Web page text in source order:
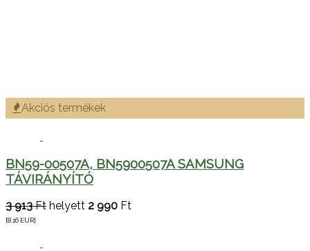
Akciós termékek
BN59-00507A, BN5900507A SAMSUNG
TÁVIRÁNYÍTÓ
3 913 Ft helyett 2 990 Ft
[8.16 EUR]